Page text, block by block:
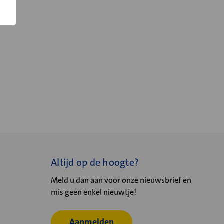
Altijd op de hoogte?
Meld u dan aan voor onze nieuwsbrief en
mis geen enkel nieuwtje!